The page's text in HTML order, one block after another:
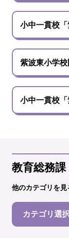
小中一貫校
紫波東小学
小中一貫校
教育総務課
他のカテゴリを見
カテゴリ選